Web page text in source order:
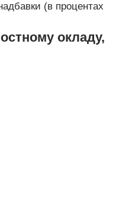
(в процентах
окладу,